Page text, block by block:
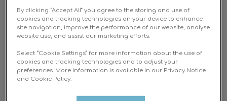
L'ostéopathie est une médecine manuelle qui a
pour objectif de normaliser les dysfonctions de
l'organisme grâce à des manipulations physiques
Le corps de votre animal est considéré comme une
unité fonctionnelle où le moindre déséquilibre peut
se répercuter à distance: un blocage vertébral
By clicking “Accept All” you agree to the storing and use of
cookies and tracking technologies on your device to enhance
site navigation, improve the performance of our website, analyse
website use, and assist our marketing efforts.
Select “Cookie Settings” for more information about the use of
cookies and tracking technologies and to adjust your
preferences. More information is available in our Privacy Notice
and Cookie Policy.